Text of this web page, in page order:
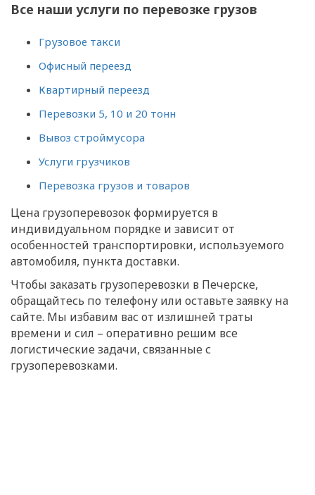
Все наши услуги по перевозке грузов
Грузовое такси
Офисный переезд
Квартирный переезд
Перевозки 5, 10 и 20 тонн
Вывоз строймусора
Услуги грузчиков
Перевозка грузов и товаров
Цена грузоперевозок формируется в
индивидуальном порядке и зависит от
особенностей транспортировки, используемого
автомобиля, пункта доставки.
Чтобы заказать грузоперевозки в Печерске,
обращайтесь по телефону или оставьте заявку на
сайте. Мы избавим вас от излишней траты
времени и сил – оперативно решим все
логистические задачи, связанные с
грузоперевозками.